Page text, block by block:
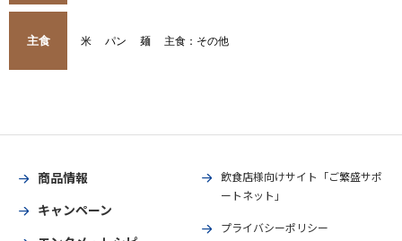
主食 米 パン 麺 主食：その他
商品情報
キャンペーン
飲食店様向けサイト「ご繁盛サポ
ートネット」
プライバシーポリシー